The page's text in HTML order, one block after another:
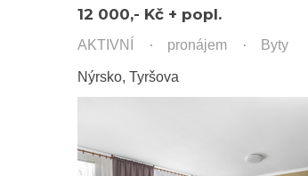
12 000,- Kč + popl.
AKTIVNÍ pronájem Byty
Nýrsko, Tyršova